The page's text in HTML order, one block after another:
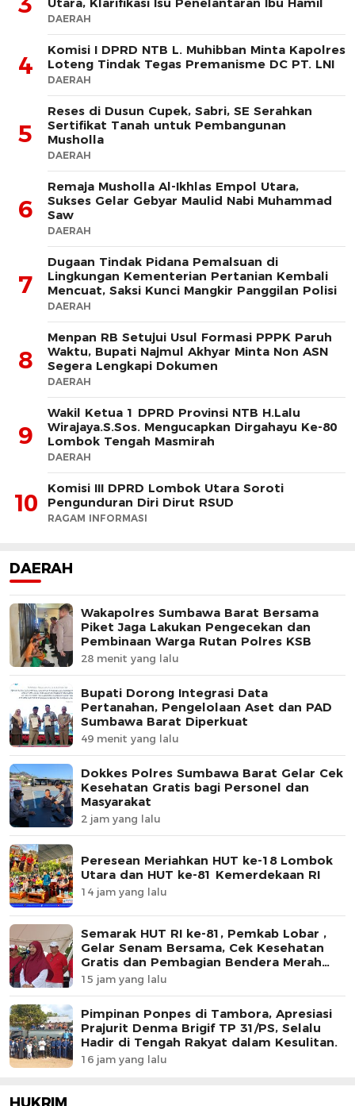
Utara, Klarifikasi Isu Penelantaran Ibu Hamil
DAERAH
4
Komisi I DPRD NTB L. Muhibban Minta Kapolres
Loteng Tindak Tegas Premanisme DC PT. LNI
DAERAH
5
Reses di Dusun Cupek, Sabri, SE Serahkan
Sertifikat Tanah untuk Pembangunan
Musholla
DAERAH
6
Remaja Musholla Al-Ikhlas Empol Utara,
Sukses Gelar Gebyar Maulid Nabi Muhammad
Saw
DAERAH
7
Dugaan Tindak Pidana Pemalsuan di
Lingkungan Kementerian Pertanian Kembali
Mencuat, Saksi Kunci Mangkir Panggilan Polisi
DAERAH
8
Menpan RB Setujui Usul Formasi PPPK Paruh
Waktu, Bupati Najmul Akhyar Minta Non ASN
Segera Lengkapi Dokumen
DAERAH
9
Wakil Ketua 1 DPRD Provinsi NTB H.Lalu
Wirajaya.S.Sos. Mengucapkan Dirgahayu Ke-80
Lombok Tengah Masmirah
DAERAH
10
Komisi III DPRD Lombok Utara Soroti
Pengunduran Diri Dirut RSUD
RAGAM INFORMASI
DAERAH
Wakapolres Sumbawa Barat Bersama
Piket Jaga Lakukan Pengecekan dan
Pembinaan Warga Rutan Polres KSB
28 menit yang lalu
Bupati Dorong Integrasi Data
Pertanahan, Pengelolaan Aset dan PAD
Sumbawa Barat Diperkuat
49 menit yang lalu
Dokkes Polres Sumbawa Barat Gelar Cek
Kesehatan Gratis bagi Personel dan
Masyarakat
2 jam yang lalu
Peresean Meriahkan HUT ke-18 Lombok
Utara dan HUT ke-81 Kemerdekaan RI
14 jam yang lalu
Semarak HUT RI ke-81, Pemkab Lobar ,
Gelar Senam Bersama, Cek Kesehatan
Gratis dan Pembagian Bendera Merah
Putih
15 jam yang lalu
Pimpinan Ponpes di Tambora, Apresiasi
Prajurit Denma Brigif TP 31/PS, Selalu
Hadir di Tengah Rakyat dalam Kesulitan.
16 jam yang lalu